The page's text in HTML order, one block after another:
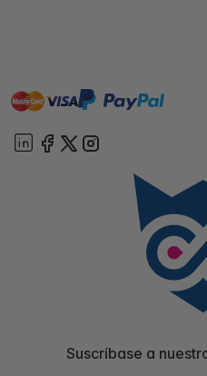
mastervisa paypal
Suscríbase a